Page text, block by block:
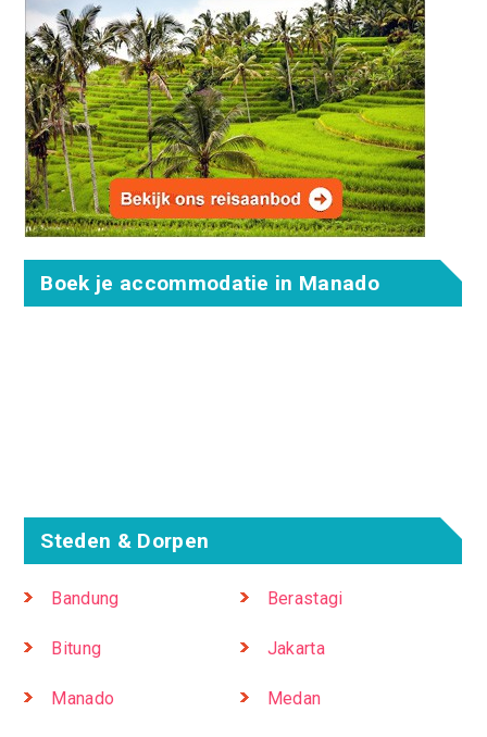
Boek je accommodatie in Manado
Steden & Dorpen
Bandung Berastagi
Bitung Jakarta
Manado Medan